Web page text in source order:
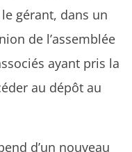
gérant, dans un
de l’assemblée
ayant pris la
au dépôt au
d’un nouveau